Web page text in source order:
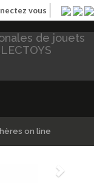
vous
on line